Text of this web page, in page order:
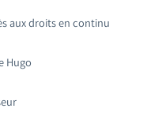
aux droits en continu
Hugo